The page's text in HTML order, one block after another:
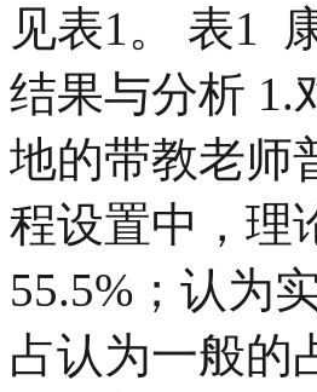
见表1。 表1
结果与分析 1.
地的带教老师
程设置中，理
55.5%；认为
占认为一般的